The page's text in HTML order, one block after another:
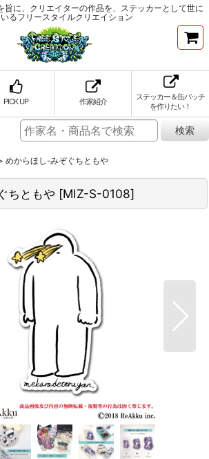
旨に、クリエイターの作品を、ステッカーとして世に
るフリースタイルクリエイション
PICK UP 作家紹介
ステッカー＆缶バッチ
を作りたい！
めからほし-みぞぐちともや
ちともや [MIZ-S-0108]